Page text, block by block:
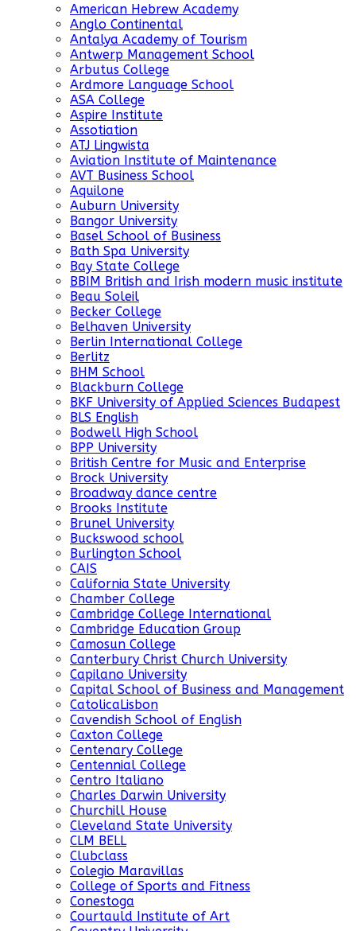
American Hebrew Academy
Anglo Continental
Antalya Academy of Tourism
Antwerp Management School
Arbutus College
Ardmore Language School
ASA College
Aspire Institute
Assotiation
ATJ Lingwista
Aviation Institute of Maintenance
AVT Business School
Aquilone
Auburn University
Bangor University
Basel School of Business
Bath Spa University
Bay State College
BBIM British and Irish modern music institute
Beau Soleil
Becker College
Belhaven University
Berlin International College
Berlitz
BHM School
Blackburn College
BKF University of Applied Sciences Budapest
BLS English
Bodwell High School
BPP University
British Centre for Music and Enterprise
Brock University
Broadway dance centre
Brooks Institute
Brunel University
Buckswood school
Burlington School
CAIS
California State University
Chamber College
Cambridge College International
Cambridge Education Group
Camosun College
Canterbury Christ Church University
Capilano University
Capital School of Business and Management
CatolicaLisbon
Cavendish School of English
Caxton College
Centenary College
Centennial College
Centro Italiano
Charles Darwin University
Churchill House
Cleveland State University
CLM BELL
Clubclass
Colegio Maravillas
College of Sports and Fitness
Conestoga
Courtauld Institute of Art